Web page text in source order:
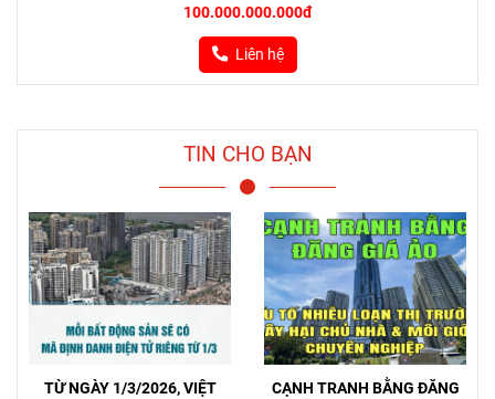
100.000.000.000đ
Liên hệ
TIN CHO BẠN
TỪ NGÀY 1/3/2026, VIỆT
CẠNH TRANH BẰNG ĐĂNG